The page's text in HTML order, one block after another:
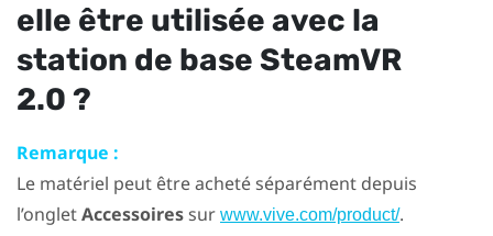
elle être utilisée avec la
station de base SteamVR
2.0 ?
Remarque :
Le matériel peut être acheté séparément depuis
l’ongletAccessoiressur www.vive.com/product/.